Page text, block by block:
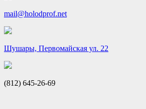
mail@holodprof.net
Шушары, Первомайская ул. 22
(812) 645-26-69